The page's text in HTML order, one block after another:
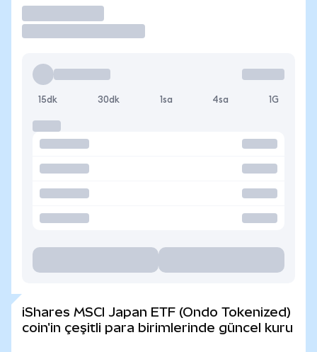
15dk 30dk 1sa 4sa 1G
iShares MSCI Japan ETF (Ondo Tokenized)
coin'in çeşitli para birimlerinde güncel kuru